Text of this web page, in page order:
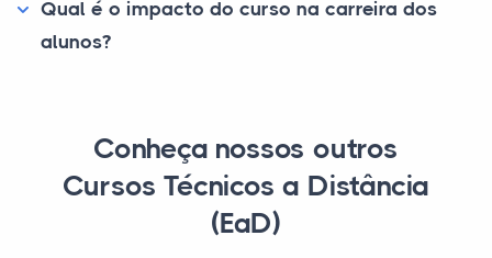
Qual é o impacto do curso na carreira dos
alunos?
Conheça nossos outros
Cursos Técnicos a Distância
(EaD)